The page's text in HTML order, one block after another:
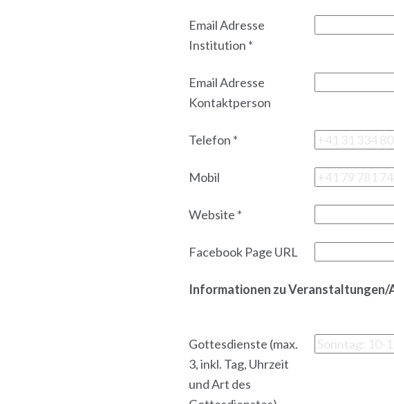
Email Adresse
Institution *
Email Adresse
Kontaktperson
Telefon *
Mobil
Website *
Facebook Page URL
Informationen zu Veranstaltungen/
Gottesdienste (max.
3, inkl. Tag, Uhrzeit
und Art des